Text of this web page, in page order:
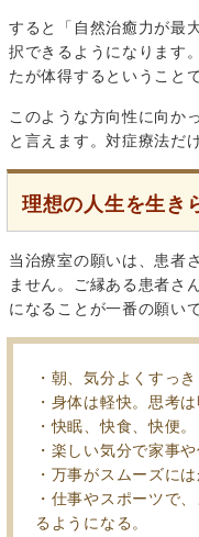
すると「自然治癒力が最
択できるようになります
たが体得するということ
このような方向性に向か
と言えます。対症療法だ
理想の人生を生き
当治療室の願いは、患者
ません。ご縁ある患者さ
になることが一番の願い
・朝、気分よくすっ
・身体は軽快。思考は
・快眠、快食、快便。
・楽しい気分で家事
・万事がスムーズに
・仕事やスポーツで
るようになる。